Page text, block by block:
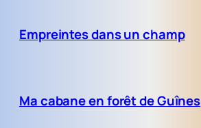
Empreintes dans un champ
Ma cabane en forêt de Guînes